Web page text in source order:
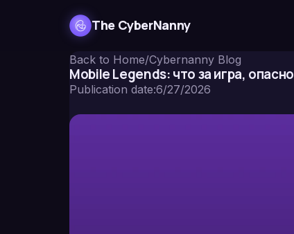
The CyberNanny
Back to Home/Cybernanny Blog
Mobile Legends: что за игра,
Publication date:6/27/2026